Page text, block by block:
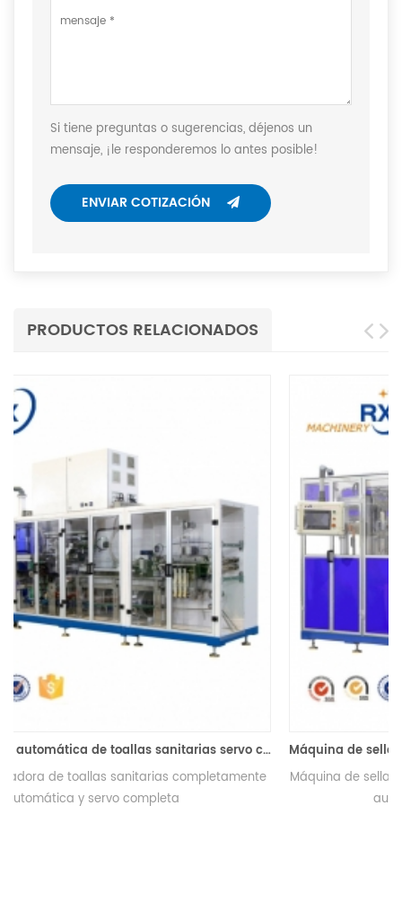
Si tiene preguntas o sugerencias, déjenos un
mensaje, ¡le responderemos lo antes posible!
ENVIAR COTIZACIÓN
PRODUCTOS RELACIONADOS
Máquina de sellado de pañales para bebés completamente automática con servo completo
Máquina de sellado de pañales para bebés completamente
automática con servo completo